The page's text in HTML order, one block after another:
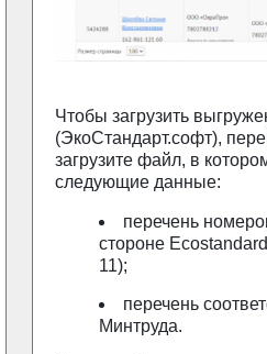
Чтобы загрузить
(ЭкоСтандарт.софт),
загрузите файл, в
следующие данные:
перечень
стороне
11);
перечень
Минтруда.